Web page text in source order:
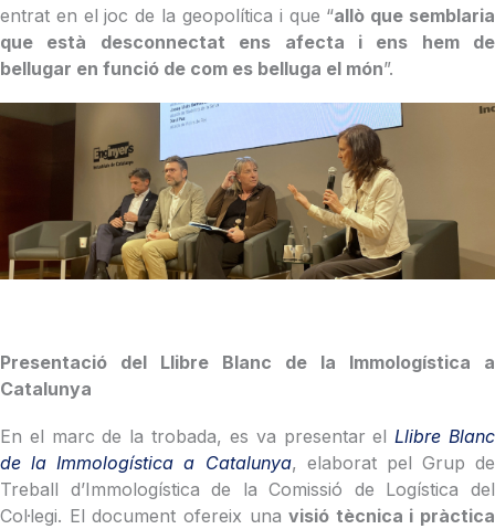
entrat en el joc de la geopolítica i que “allò que semblaria
que està desconnectat ens afecta i ens hem de
bellugar en funció de com es belluga el món”.
Presentació del Llibre Blanc de la Immologística a
Catalunya
En el marc de la trobada, es va presentar el Llibre Blanc
de la Immologística a Catalunya, elaborat pel Grup de
Treball d’Immologística de la Comissió de Logística del
Col·legi. El document ofereix unavisió tècnica i pràctica